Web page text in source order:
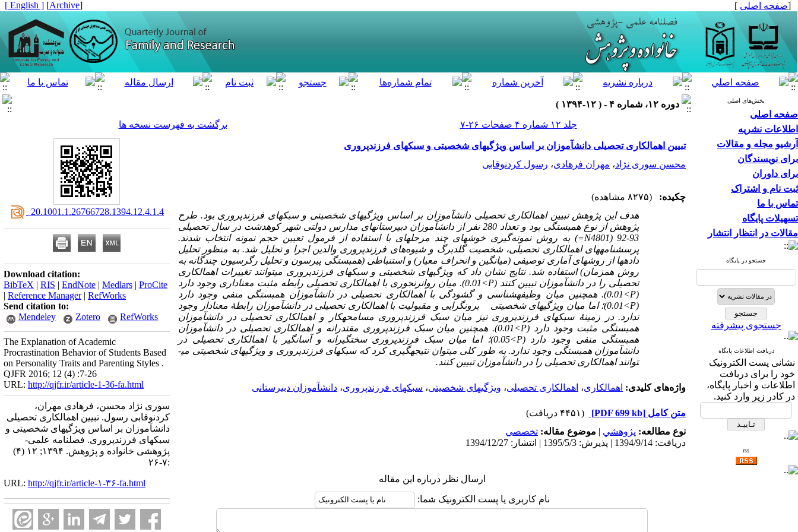
[صفحه اصلی ]
[
Archive
]
[ English ]
بخش‌های اصلی
صفحه اصلی
اطلاعات نشریه
آرشیو مجله و مقالات
برای نویسندگان
برای داوران
ثبت نام و اشتراک
تماس با ما
تسهیلات پایگاه
مقالات در انتظار انتشار
جستجو در پایگاه
جستجوی پیشرفته
دریافت اطلاعات پایگاه
نشانی پست الکترونیک
خود را برای دریافت
اطلاعات و اخبار پایگاه،
در کادر زیر وارد کنید.
rss
دوره ۱۲، شماره ۴ - ( ۱۲-۱۳۹۴ )
جلد ۱۲ شماره ۴ صفحات ۲۶-۷
برگشت به فهرست نسخه ها
تبیین اهمال­کاری تحصیلی دانش­آموزان بر اساس ویژگیهای شخصیتی و سبکهای فرزندپروری
محسن سوری نژاد، مهران فرهادی، رسول کردنوقابی
چکیده:
(۸۲۷۵ مشاهده)
هدف این پژوهش تبیین اهمال­کاری تحصیلی دانش­آموزان بر اساس ویژگیهای شخصیتی و سبکهای فرزند­پروری بود. طرح
پژوهش از نوع همبستگی بود و تعداد 280 نفر از دانش‏آموزان دبیرستانهای مدارس دولتی شهر کوهدشت در سال تحصیلی
93-92 (4801
N
=) به روش نمونه‌گیری خوشه­ای چند مرحله­ای با استفاده از فرمول تعیین حجم نمونه انتخاب شدند.
پرسشنامه­های اهمال­کاری تحصیلی، شخصیت گلدبرگ و شیوه‌های فرزندپروری والدین اجرا و تحلیل شد. به منظور تحلیل
داده­ها از روشهای آماری توصیفی (میانگین و انحراف معیار) و استنباطی (همبستگی پیرسون و تحلیل رگرسیون چندگانه به
روش همزمان) استفاده شد. نتایج نشان داد که ویژگیهای شخصیتی و سبکهای فرزندپروری می‏توانند تغییرات اهمال‏کاری
تحصیلی را در دانش‏آموزان تبیین کنند (P
<
0.01). میان روان­رنجوری با اهمال­کاری تحصیلی رابطه مثبت معناداری وجود دارد
(
P
<
0.01). همچنین میان وظیفه­شناسی و گشودگی با اهمال‏کاری تحصیلی در دانش‏آموزان همبستگی منفی وجود دارد
(
P
<
0.01)؛ اما میان ویژگیهای شخصیتی برون­گرایی و مقبولیت با اهمال­کاری تحصیلی در دانش‏آموزان رابطۀ معنادار وجود
ندارد. در زمینۀ سبکهای فرزند­پروری نیز میان سبک فرزندپروری مسامحه­کار و اهمال­کاری تحصیلی در دانش‏آموزان
همبستگی مثبت وجود دارد (P
<
0.01). همچنین میان سبک فرزندپروری مقتدرانه و اهمال­کاری تحصیلی در دانش­آموزان
همبستگی منفی وجود دارد (P
<
0.05)؛ اما میان سبک فرزندپروری سخت‏گیرانه و آسان­گیر با اهمال‏کاری تحصیلی در
دانش‏آموزان همبستگی وجود ندارد. به طور کلی می­توان نتیجه­گیری کرد که سبکهای فرزندپروری و ویژگیهای شخصیتی می­
توانند اهمال­کاری تحصیلی را در دانش­آموزان تبیین کنند.
واژه‌های کلیدی: اهمال­کاری، اهمال­کاری تحصیلی، ویژگیهای شخصیتی، سبکهای فرزندپروری، دانش­آموزان دبیرستانی
متن کامل [PDF 699 kb]
(۴۴۵۱ دریافت)
نوع مطالعه: پژوهشي | موضوع مقاله: تخصصي
دریافت: 1394/9/14 | پذیرش: 1395/5/3 | انتشار: 1394/12/27
ارسال نظر درباره این مقاله
نام کاربری یا پست الکترونیک شما:
‎ 20.1001.1.26766728.1394.12.4.1.4
Download citation:
BibTeX | RIS | EndNote | Medlars | ProCite
| Reference Manager| RefWorks
Send citation to:
Mendeley
Zotero RefWorks
The Explanation of Academic
Procrastination Behavior of Students Based
on Personality Traits and Parenting Styles .
QJFR 2016; 12 (4) :7-26
URL: http://qjfr.ir/article-1-36-fa.html
سوری نژاد محسن، فرهادی مهران،
کردنوقابی رسول. تبیین اهمال­کاری تحصیلی
دانش­آموزان بر اساس ویژگیهای شخصیتی و
سبکهای فرزندپروری. فصلنامه علمی-
پژوهشی خانواده و پژوهش. ۱۳۹۴; ۱۲ (۴)
:۷-۲۶
URL: http://qjfr.ir/article-۱-۳۶-fa.html